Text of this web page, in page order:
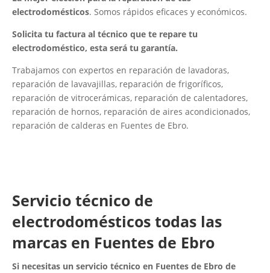
electrodomésticos. Somos rápidos eficaces y económicos.
Solicita tu factura al técnico que te repare tu
electrodoméstico, esta será tu garantía.
Trabajamos con expertos en reparación de lavadoras,
reparación de lavavajillas, reparación de frigoríficos,
reparación de vitrocerámicas, reparación de calentadores,
reparación de hornos, reparación de aires acondicionados,
reparación de calderas en Fuentes de Ebro.
Servicio técnico de
electrodomésticos todas las
marcas en Fuentes de Ebro
Si necesitas un servicio técnico en Fuentes de Ebro de